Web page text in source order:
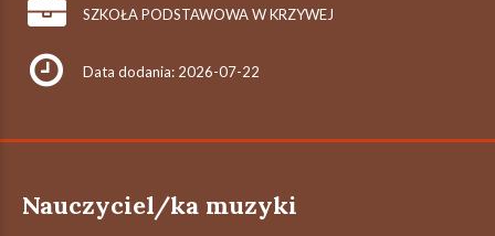
SZKOŁA PODSTAWOWA W KRZYWEJ
Data dodania: 2026-07-22
Nauczyciel/ka muzyki